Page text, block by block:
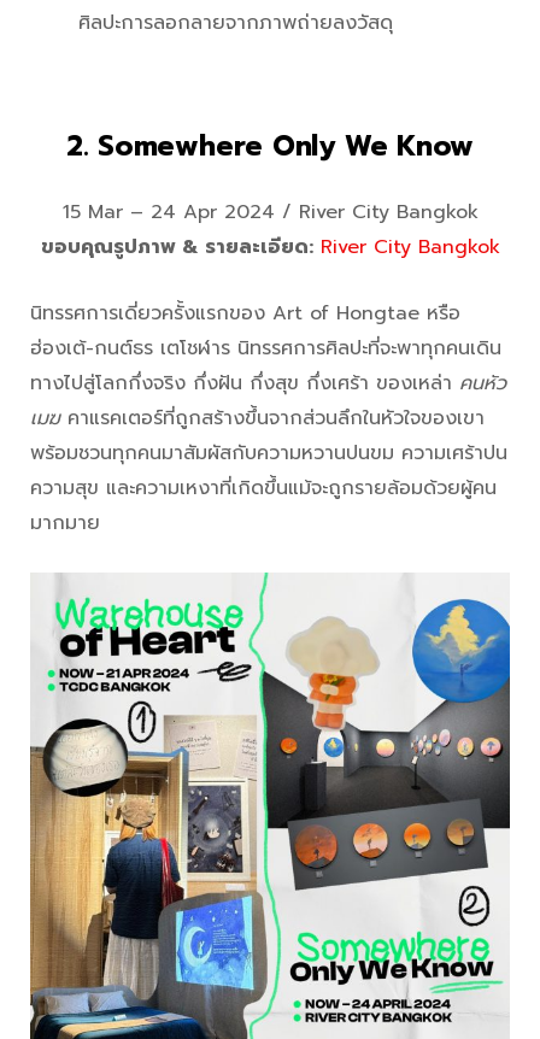
ศิลปะการลอกลายจากภาพถ่ายลงวัสดุ
2. Somewhere Only We Know
15 Mar – 24 Apr 2024 / River City Bangkok
ขอบคุณรูปภาพ & รายละเอียด: River City Bangkok
นิทรรศการเดี่ยวครั้งแรกของ Art of Hongtae หรือ
ฮ่องเต้-กนต์ธร เตโชฬาร นิทรรศการศิลปะที่จะพาทุกคนเดิน
ทางไปสู่โลกกึ่งจริง กึ่งฝัน กึ่งสุข กึ่งเศร้า ของเหล่า คนหัว
เมฆคาแรคเตอร์ที่ถูกสร้างขึ้นจากส่วนลึกในหัวใจของเขา
พร้อมชวนทุกคนมาสัมผัสกับความหวานปนขม ความเศร้าปน
ความสุข และความเหงาที่เกิดขึ้นแม้จะถูกรายล้อมด้วยผู้คน
มากมาย